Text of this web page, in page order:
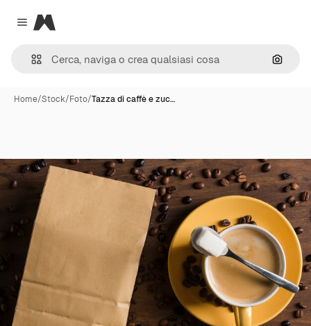
Close menu
Magnific
Cerca
Home/Stock/Foto/Tazza di caffè e zuc…